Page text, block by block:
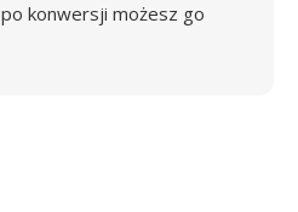
konwersji możesz go